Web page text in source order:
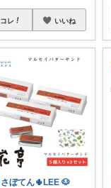
コレ いいね
さぼてん🌵LEE 🐶